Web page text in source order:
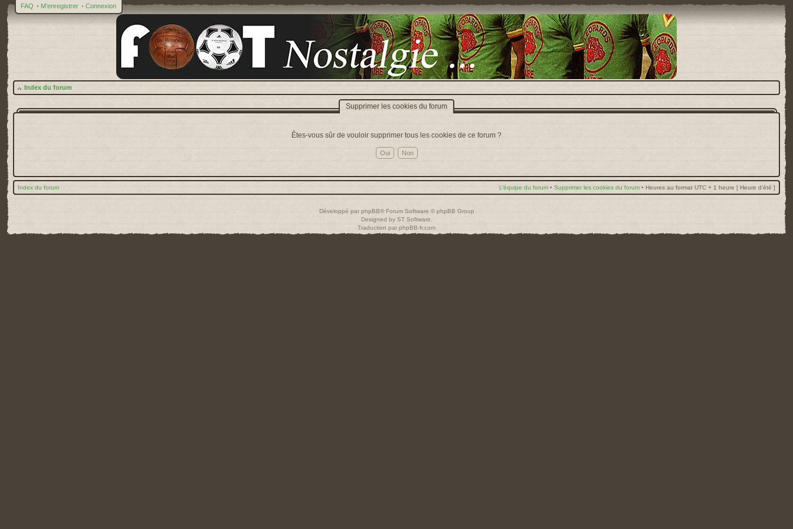
FAQ • M’enregistrer • Connexion
Index du forum
Supprimer les cookies du forum
Êtes-vous sûr de vouloir supprimer tous les cookies de ce forum ?
Index du forum L’équipe du forum • Supprimer les cookies du forum • Heures au format UTC + 1 heure [ Heure d’été ]
Développé par phpBB® Forum Software © phpBB Group
Designed by ST Software
Traduction par phpBB-fr.com